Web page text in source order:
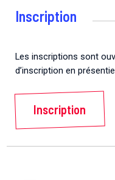
Inscription
Les inscriptions sont
d’inscription en
Inscription